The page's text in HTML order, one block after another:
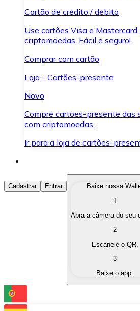
Cartão de crédito / débito
Use cartões Visa e
criptomoedas. Fácil e seguro!
Comprar com cartão
Loja - Cartões-presente
Novo
Compre cartões-presente das
com criptomoedas.
Ir para a loja de cartões-
Comprar Criptomoedas
Compre as criptomoedas de
Converta suas criptomoedas
Troque uma criptomoeda por
Cadastrar Entrar
Baixe nossa
1
Abra a câmera do seu
2
Escaneie o QR.
3
Baixe o app.